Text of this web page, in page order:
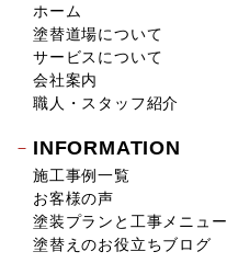
ホーム
塗替道場について
サービスについて
会社案内
職人・スタッフ紹介
INFORMATION
施工事例一覧
お客様の声
塗装プランと工事メニュー
塗替えのお役立ちブログ